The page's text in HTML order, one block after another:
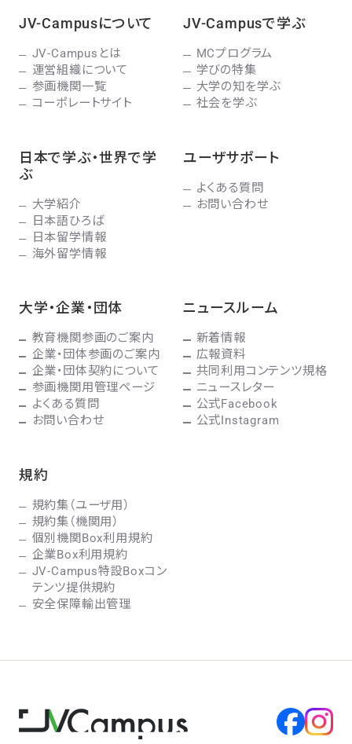
JV-Campusについて
JV-Campusとは
運営組織について
参画機関一覧
コーポレートサイト
JV-Campusで学ぶ
MCプログラム
学びの特集
大学の知を学ぶ
社会を学ぶ
日本で学ぶ・世界で学
ぶ
大学紹介
日本語ひろば
日本留学情報
海外留学情報
ユーザサポート
よくある質問
お問い合わせ
大学・企業・団体
教育機関参画のご案内
企業・団体参画のご案内
企業・団体契約について
参画機関用管理ページ
よくある質問
お問い合わせ
ニュースルーム
新着情報
広報資料
共同利用コンテンツ規格
ニュースレター
公式Facebook
公式Instagram
規約
規約集（ユーザ用）
規約集（機関用）
個別機関Box利用規約
企業Box利用規約
JV-Campus特設Boxコン
テンツ提供規約
安全保障輸出管理